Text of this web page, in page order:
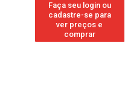
Faça seu login ou
cadastre-se para
ver preços e
comprar